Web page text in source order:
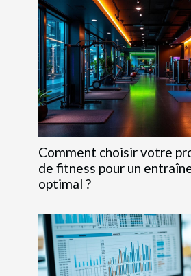
Comment choisir votre
de fitness pour un
optimal ?